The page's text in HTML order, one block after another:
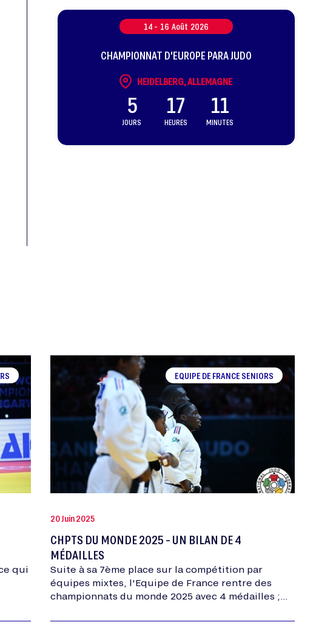
14 - 16 Août 2026
CHAMPIONNAT D'EUROPE PARA JUDO
HEIDELBERG, ALLEMAGNE
5
JOURS
17
HEURES
11
MINUTES
qui
EQUIPE DE FRANCE SENIORS
20 Juin 2025
CHPTS DU MONDE 2025 - UN BILAN DE 4
MÉDAILLES
Suite à sa 7ème place sur la compétition par
équipes mixtes, l'Equipe de France rentre des
championnats du monde 2025 avec 4 médailles ;